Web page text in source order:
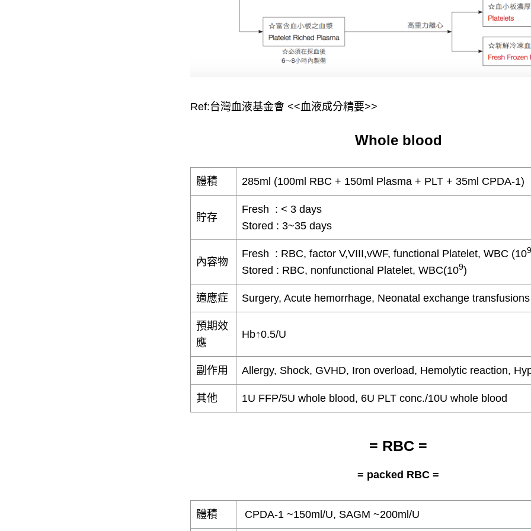
Ref:台灣血液基金會 <<血液成分精要>>
Whole blood
體積 285ml (100ml RBC + 150ml Plasma + PLT + 35ml CPDA-1)
貯存
Fresh : < 3 days
Stored : 3~35 days
內容物
Fresh : RBC, factor V,VIII,vWF, functional Platelet, WBC (109
Stored : RBC, nonfunctional Platelet, WBC(109)
適應症 Surgery, Acute hemorrhage, Neonatal exchange
預期效
應
Hb↑0.5/U
副作用 Allergy, Shock, GVHD, Iron overload, Hemolytic reaction,
其他 1U FFP/5U whole blood, 6U PLT conc./10U whole blood
= RBC =
= packed RBC =
體積 CPDA-1 ~150ml/U, SAGM ~200ml/U